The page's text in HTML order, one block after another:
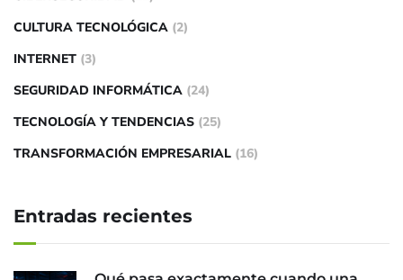
CULTURA TECNOLÓGICA (2)
INTERNET (3)
SEGURIDAD INFORMÁTICA (24)
TECNOLOGÍA Y TENDENCIAS (25)
TRANSFORMACIÓN EMPRESARIAL (16)
Entradas recientes